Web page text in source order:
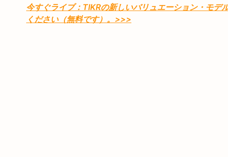
今すぐライブ：TIKRの新しいバリュエーション・モ
ください（無料です）。 >>>